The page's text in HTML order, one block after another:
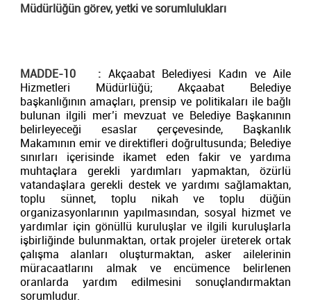
Müdürlüğün görev, yetki ve sorumlulukları
MADDE-10 :Akçaabat Belediyesi Kadın ve Aile
Hizmetleri Müdürlüğü; Akçaabat Belediye
başkanlığının amaçları, prensip ve politikaları ile bağlı
bulunan ilgili mer’i mevzuat ve Belediye Başkanının
belirleyeceği esaslar çerçevesinde, Başkanlık
Makamının emir ve direktifleri doğrultusunda; Belediye
sınırları içerisinde ikamet eden fakir ve yardıma
muhtaçlara gerekli yardımları yapmaktan, özürlü
vatandaşlara gerekli destek ve yardımı sağlamaktan,
toplu sünnet, toplu nikah ve toplu düğün
organizasyonlarının yapılmasından, sosyal hizmet ve
yardımlar için gönüllü kuruluşlar ve ilgili kuruluşlarla
işbirliğinde bulunmaktan, ortak projeler üreterek ortak
çalışma alanları oluşturmaktan, asker ailelerinin
müracaatlarını almak ve encümence belirlenen
oranlarda yardım edilmesini sonuçlandırmaktan
sorumludur.